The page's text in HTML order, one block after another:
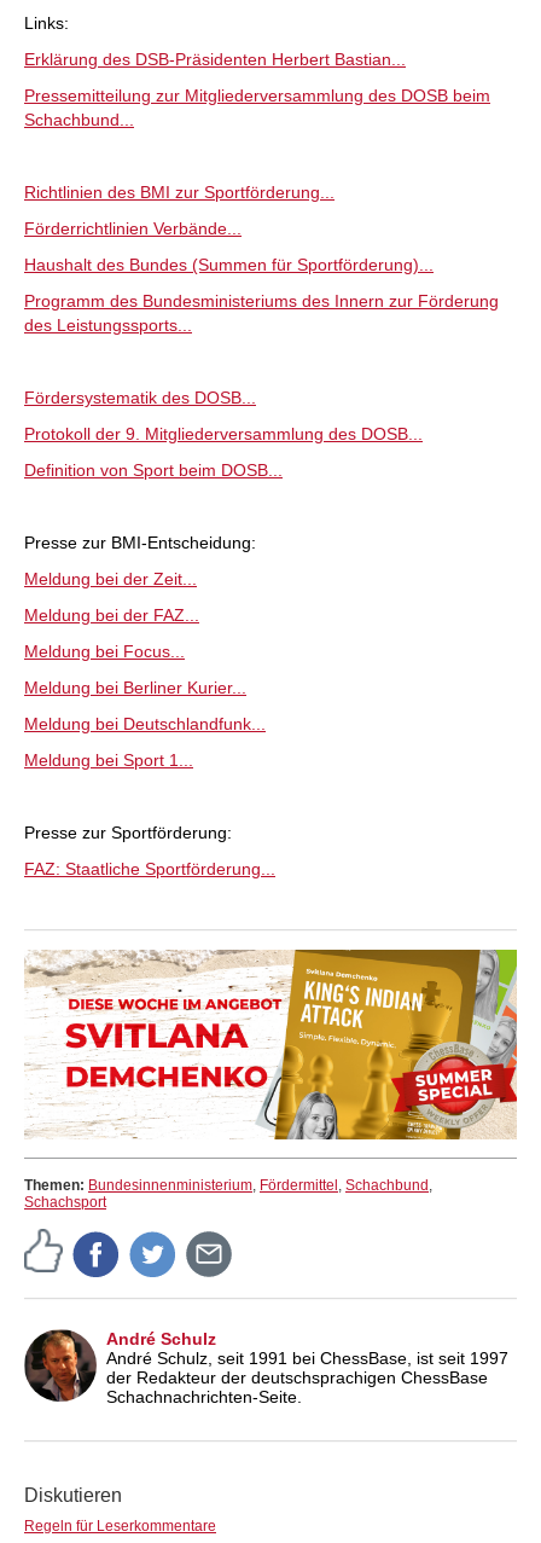
Links:
Erklärung des DSB-Präsidenten Herbert Bastian...
Pressemitteilung zur Mitgliederversammlung des DOSB beim
Schachbund...
Richtlinien des BMI zur Sportförderung...
Förderrichtlinien Verbände...
Haushalt des Bundes (Summen für Sportförderung)...
Programm des Bundesministeriums des Innern zur Förderung
des Leistungssports...
Fördersystematik des DOSB...
Protokoll der 9. Mitgliederversammlung des DOSB...
Definition von Sport beim DOSB...
Presse zur BMI-Entscheidung:
Meldung bei der Zeit...
Meldung bei der FAZ...
Meldung bei Focus...
Meldung bei Berliner Kurier...
Meldung bei Deutschlandfunk...
Meldung bei Sport 1...
Presse zur Sportförderung:
FAZ: Staatliche Sportförderung...
Themen: Bundesinnenministerium, Fördermittel , Schachbund ,
Schachsport
André Schulz
André Schulz, seit 1991 bei ChessBase, ist seit 1997
der Redakteur der deutschsprachigen ChessBase
Schachnachrichten-Seite.
Diskutieren
Regeln für Leserkommentare